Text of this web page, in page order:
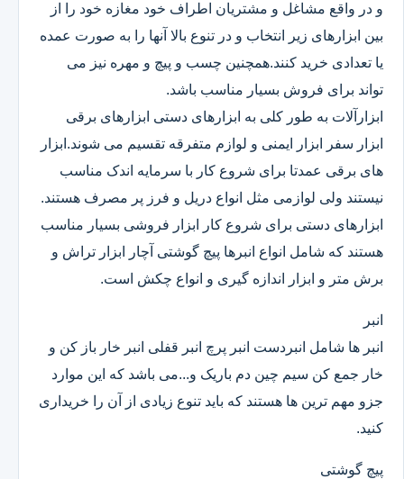
و در واقع مشاغل و مشتریان اطراف خود مغازه خود را از
بین ابزارهای زیر انتخاب و در تنوع بالا آنها را به صورت عمده
یا تعدادی خرید کنند.همچنین چسب و پیچ و مهره نیز می
تواند برای فروش بسیار مناسب باشد.
ابزارآلات به طور کلی به ابزارهای دستی ابزارهای برقی
ابزار سفر ابزار ایمنی و لوازم متفرقه تقسیم می شوند.ابزار
های برقی عمدتا برای شروع کار با سرمایه اندک مناسب
نیستند ولی لوازمی مثل انواع دریل و فرز پر مصرف هستند.
ابزارهای دستی برای شروع کار ابزار فروشی بسیار مناسب
هستند که شامل انواع انبرها پیچ گوشتی آچار ابزار تراش و
برش متر و ابزار اندازه گیری و انواع چکش است.
انبر
انبر ها شامل انبردست انبر پرچ انبر قفلی انبر خار باز کن و
خار جمع کن سیم چین دم باریک و...می باشد که این موارد
جزو مهم ترین ها هستند که باید تنوع زیادی از آن را خریداری
کنید.
پیچ گوشتی